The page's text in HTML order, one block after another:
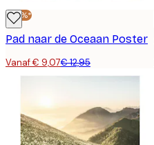
-30%*
Pad naar de Oceaan Poster
Vanaf € 9,07€ 12,95